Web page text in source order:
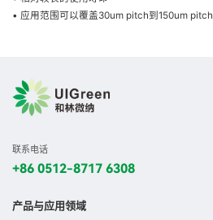
• 应用范围可以覆盖30um pitch到150um pitch
联系电话
+86 0512-8717 6308
产品与应用领域